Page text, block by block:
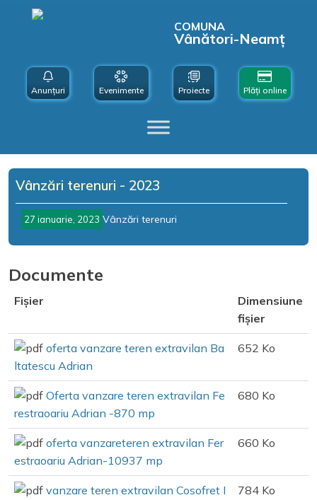
COMUNA
Vânători-Neamț
Anunțuri Evenimente Proiecte Plăți online
Vânzări terenuri - 2023
27 ianuarie, 2023 Vânzări terenuri
Documente
Fișier
Dimensiune
fișier
oferta vanzare teren extravilan Ba
ltatescu Adrian
652 Ko
Oferta vanzare teren extravilan Fe
restraoariu Adrian -870 mp
680 Ko
oferta vanzareteren extravilan Fer
estraoariu Adrian-10937 mp
660 Ko
vanzare teren extravilan Cosofret I
784 Ko